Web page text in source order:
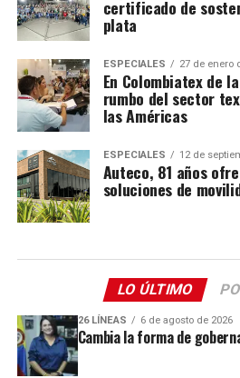
certificado de
plata
ESPECIALES 27 de enero
En Colombiatex de
rumbo del sector
las Américas
ESPECIALES 12 de
Auteco, 81 años
soluciones de
LO ÚLTIMO
26 LÍNEAS 6 de agosto de 2026
Cambia la forma de